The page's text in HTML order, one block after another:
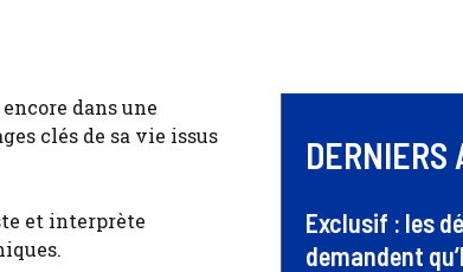
dans une
clés de sa vie issus
et interprète
DERNIERS
Exclusif : les
demandent